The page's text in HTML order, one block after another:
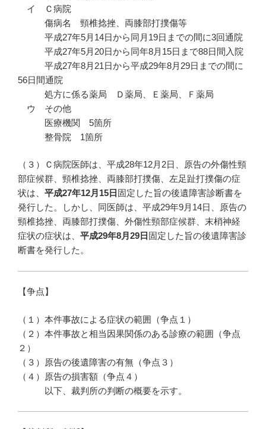
イ Ｃ病院
傷病名 頸椎捻挫、両膝部打撲傷等
平成27年5月14日から同月19日までの間に3回通院
平成27年5月20日から同年8月15日まで88日間入院
平成27年8月21日から平成29年8月29日までの間に
56日間通院
処方に係る薬局 Ｄ薬局、Ｅ薬局、Ｆ薬局
ウ その他
医療機関 5箇所
整骨院 1箇所
（３）Ｃ病院医師は、平成28年12月2日、原告の外傷性頸
部症候群、頸椎捻挫、両膝部打撲傷、左足趾打撲傷の症
状は、 平成27年12月15 日 固定した旨の後遺障害診断書を
発行した。しかし、同医師は、平成29年9月14日、原告の
頸椎捻挫、両膝部打撲傷、外傷性頸部症候群、末梢神経
症状の症状は、 平成29年8月29 日 固定した旨の後遺障害診
断書を発行した。
【争点】
（１）本件事故による症状の範囲（争点１）
（２）本件事故と相当因果関係のある診療の範囲（争点
２）
（３）原告の後遺障害の有無（争点３）
（４）原告の損害額（争点４）
以下、裁判所の判断の概要を示す。